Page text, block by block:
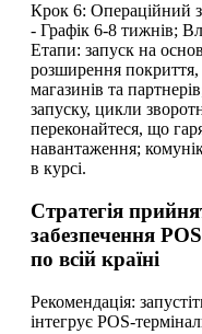
Крок 6: Операційний
- Графік 6-8 тижнів;
Етапи: запуск на
розширення покриття,
магазинів та
запуску, цикли
переконайтеся, що
навантаження;
в курсі.
Стратегія
забезпечення
по всій країні
Рекомендація:
інтегрує POS-